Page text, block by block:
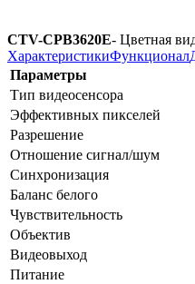
CTV-CPB3620E- Цветная
ХарактеристикиФункционал
Параметры
Тип видеосенсора
Эффективных пикселей
Разрешение
Отношение сигнал/шум
Синхронизация
Баланс белого
Чувствительность
Объектив
Видеовыход
Питание